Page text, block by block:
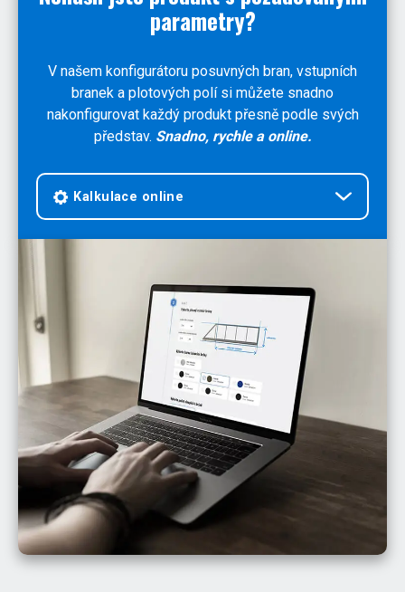
parametry?
V našem konfigurátoru posuvných bran, vstupních
branek a plotových polí si můžete snadno
nakonfigurovat každý produkt přesně podle svých
představ. Snadno, rychle a online.
Kalkulace online